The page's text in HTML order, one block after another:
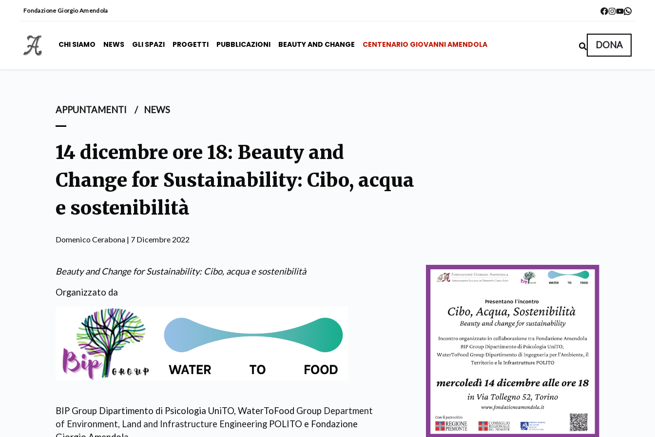
Fondazione Giorgio Amendola
CHI SIAMO NEWS GLI SPAZI PROGETTI PUBBLICAZIONI BEAUTY AND CHANGE CENTENARIO GIOVANNI AMENDOLA DONA
APPUNTAMENTI / NEWS
14 dicembre ore 18: Beauty and
Change for Sustainability: Cibo, acqua
e sostenibilità
Domenico Cerabona | 7 Dicembre 2022
Beauty and Change for Sustainability: Cibo, acqua e sostenibilità
Organizzato da
BIP Group Dipartimento di Psicologia UniTO, WaterToFood Group Department
of Environment, Land and Infrastructure Engineering POLITO e Fondazione